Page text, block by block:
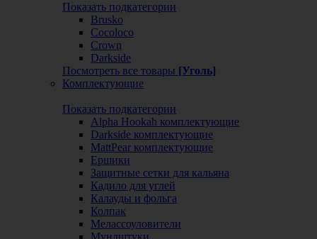
Показать подкатегории
Brusko
Cocoloco
Crown
Darkside
Посмотреть все товары [Уголь]
Комплектующие
Показать подкатегории
Alpha Hookah комплектующие
Darkside комплектующие
MattPear комплектующие
Ершики
Защитные сетки для кальяна
Кадило для углей
Калауды и фольга
Колпак
Мелассоуловители
Мундштуки